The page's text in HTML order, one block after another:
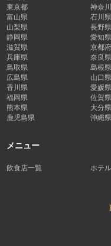
東京都
神奈
富山県
石川県
山梨県
長野県
静岡県
愛知県
滋賀県
京都府
兵庫県
奈良県
鳥取県
島根県
広島県
山口県
香川県
愛媛県
福岡県
佐賀県
熊本県
大分県
鹿児島県
沖縄県
メニュー
飲食店一覧 ホテ